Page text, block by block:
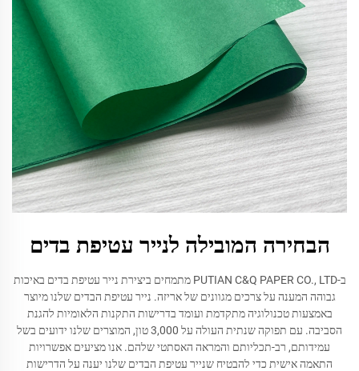
הבחירה המובילה לנייר עטיפת בדים
ב-PUTIAN C&Q PAPER CO., LTD מתמחים ביצירת נייר עטיפת בדים באיכות
גבוהה המענה על צרכים מגוונים של אריזה. נייר עטיפת הבדים שלנו מיוצר
באמצעות טכנולוגיה מתקדמת ועומד בדרישות התקנות הלאומיות להגנת
הסביבה. עם תפוקה שנתית העולה על 3,000 טון, המוצרים שלנו ידועים בשל
עמידותם, רב-תכליותם והמראה האסתטי שלהם. אנו מציעים אפשרויות
התאמה אישית כדי להבטיח שנייר עטיפת הבדים שלנו יענה על הדרישות